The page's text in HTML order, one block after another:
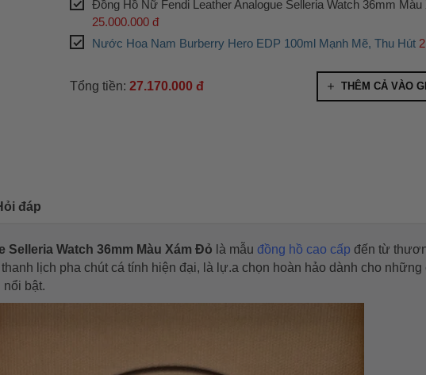
Đồng Hồ Nữ Fendi Leather Analogue Selleria Watch 36mm
25.000.000 đ
Nước Hoa Nam Burberry Hero EDP 100ml Mạnh Mẽ, Thu Hút
Tổng tiền: 27.170.000 đ THÊM CẢ VÀO
đáp
Watch 36mm Màu Xám Đỏ là mẫu đồng hồ cao cấp đến từ
lịch pha chút cá tính hiện đại, là lự.a chọn hoàn hảo dành cho những
nổi bật.